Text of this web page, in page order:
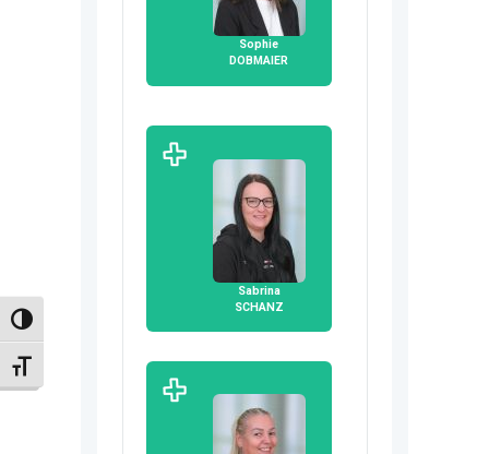
Umschalten auf hohe Kontraste
Schrift vergrößern
Sophie
DOBMAIER
Sabrina
SCHANZ